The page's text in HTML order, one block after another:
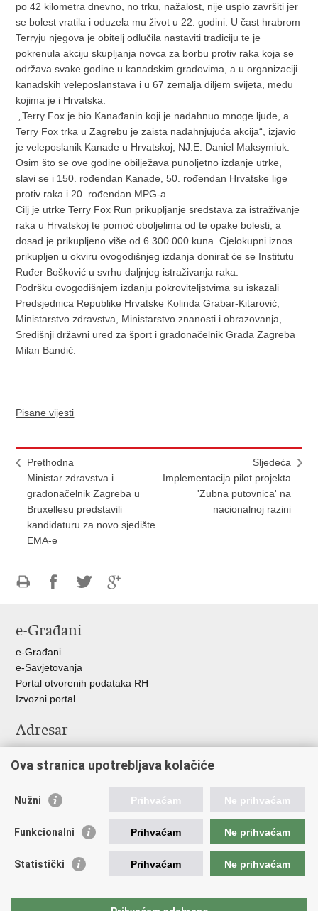
po 42 kilometra dnevno, no trku, nažalost, nije uspio završiti jer
se bolest vratila i oduzela mu život u 22. godini. U čast hrabrom
Terryju njegova je obitelj odlučila nastaviti tradiciju te je
pokrenula akciju skupljanja novca za borbu protiv raka koja se
održava svake godine u kanadskim gradovima, a u organizaciji
kanadskih veleposlanstava i u 67 zemalja diljem svijeta, među
kojima je i Hrvatska.
„Terry Fox je bio Kanađanin koji je nadahnuo mnoge ljude, a
Terry Fox trka u Zagrebu je zaista nadahnjujuća akcija“, izjavio
je veleposlanik Kanade u Hrvatskoj, NJ.E. Daniel Maksymiuk.
Osim što se ove godine obilježava punoljetno izdanje utrke,
slavi se i 150. rođendan Kanade, 50. rođendan Hrvatske lige
protiv raka i 20. rođendan MPG-a.
Cilj je utrke Terry Fox Run prikupljanje sredstava za istraživanje
raka u Hrvatskoj te pomoć oboljelima od te opake bolesti, a
dosad je prikupljeno više od 6.300.000 kuna. Cjelokupni iznos
prikupljen u okviru ovogodišnjeg izdanja donirat će se Institutu
Ruđer Bošković u svrhu daljnjeg istraživanja raka.
Podršku ovogodišnjem izdanju pokroviteljstvima su iskazali
Predsjednica Republike Hrvatske Kolinda Grabar-Kitarović,
Ministarstvo zdravstva, Ministarstvo znanosti i obrazovanja,
Središnji državni ured za šport i gradonačelnik Grada Zagreba
Milan Bandić.
Pisane vijesti
Prethodna
Ministar zdravstva i
gradonačelnik Zagreba u
Bruxellesu predstavili
kandidaturu za novo sjedište
EMA-e
Sljedeća
Implementacija pilot projekta
'Zubna putovnica' na
nacionalnoj razini
FacebookuTwitteru
e-Građani
e-Građani
e-Savjetovanja
Portal otvorenih podataka RH
Izvozni portal
Adresar
Adresar tijela javne vlasti
Popis dužnosnika u RH
Važne poveznice
Agencija za lijekove i medicinske proizvode
Hrvatski zavod za javno zdravstvo
Ova stranica upotrebljava kolačiće
Nužni Prihvaćam Ne prihvaćam
Funkcionalni Prihvaćam Ne prihvaćam
Statistički Prihvaćam Ne prihvaćam